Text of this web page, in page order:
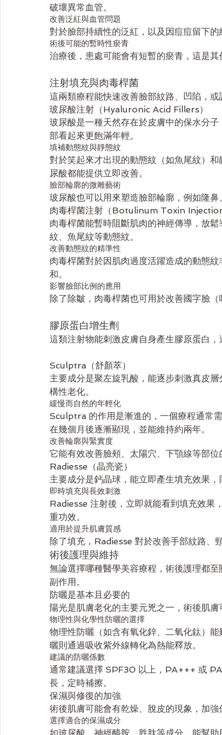
破壞異常血管。
改善泛紅與血管問題
對於臉部持續性的泛紅，以及因痘痘留下
術後可能的暫時性瘀青
治療後，患處可能會有短暫的瘀青，這是
注射填充與肉毒桿菌
這兩類療程能快速改善臉部紋路、凹陷，
玻尿酸注射（Hyaluronic Acid Fillers）
玻尿酸是一種天然存在於皮膚中的保水分
部看起來更飽滿年輕。
填補動態紋與靜態紋
對於笑起來才出現的動態紋（如魚尾紋）
尿酸都能提供立即改善。
臉部輪廓的微雕藝術
玻尿酸也可以用來塑造臉部輪廓，例如隆
肉毒桿菌注射（Botulinum Toxin
肉毒桿菌能暫時阻斷肌肉的神經傳導，放
紋、魚尾紋等動態紋。
改善動態紋的精準性
肉毒桿菌對於因肌肉過度活躍造成的動態
和。
影響臉部比例的應用
除了除皺，肉毒桿菌也可用於改善國字臉
膠原蛋白增生劑
這類注射物能刺激皮膚自身產生膠原蛋白
Sculptra（舒顏萃）
主要成分是聚左旋乳酸，能逐步刺激真皮
構性老化。
緩慢而自然的年輕化
Sculptra 的作用是漸進的，一個療程通常
在幾個月後逐漸顯現，並能維持約兩年。
改善輪廓與緊實度
它能有效改善臉頰、太陽穴、下顎線等部
Radiesse（晶亮瓷）
主要成分是鈣晶球，能立即產生填充效果
即時填充與長效刺激
Radiesse 注射後，立即就能看到填充效果
重功效。
適用於提升肌膚質感
除了填充，Radiesse 對於改善手部紋路、
術後護理與維持
無論選擇哪種醫學美容療程，術後護理都
副作用。
防曬是基本且必要的
陽光是肌膚老化的主要元兇之一，術後肌
物理性與化學性防曬的選擇
物理性防曬（如含有氧化鋅、二氧化鈦）
曬則通過吸收紫外線轉化為熱能釋放。
建議的防曬係數
通常建議選擇 SPF30 以上，PA+++ 或
長，定時補擦。
保濕與修復的加強
術後肌膚可能會有乾燥、脫皮的現象，加
選擇適合的保濕成分
如玻尿酸、神經醯胺、胜肽等成分，能幫